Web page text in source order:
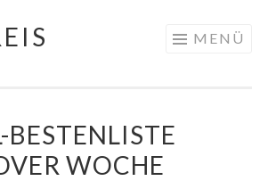
MENÜ
BESTENLISTE
WOCHE